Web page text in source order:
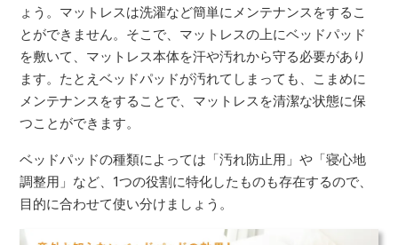
ょう。マットレスは洗濯など簡単にメンテナンスをするこ
とができません。そこで、マットレスの上にベッドパッド
を敷いて、マットレス本体を汗や汚れから守る必要があり
ます。たとえベッドパッドが汚れてしまっても、こまめに
メンテナンスをすることで、マットレスを清潔な状態に保
つことができます。
ベッドパッドの種類によっては「汚れ防止用」や「寝心地
調整用」など、1つの役割に特化したものも存在するので、
目的に合わせて使い分けましょう。